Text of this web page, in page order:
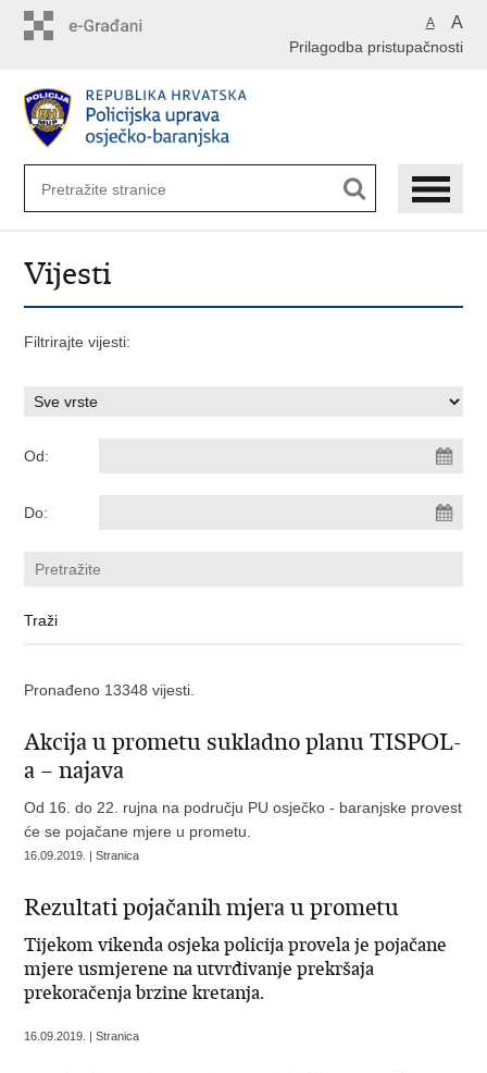
A A
Prilagodba pristupačnosti
Vijesti
Filtrirajte vijesti:
Od:
Do:
Pronađeno 13348 vijesti.
Akcija u prometu sukladno planu TISPOL-
a – najava
Od 16. do 22. rujna na području PU osječko - baranjske provest
će se pojačane mjere u prometu.
16.09.2019. | Stranica
Rezultati pojačanih mjera u prometu
Tijekom vikenda osjeka policija provela je pojačane
mjere usmjerene na utvrđivanje prekršaja
prekoračenja brzine kretanja.
16.09.2019. | Stranica